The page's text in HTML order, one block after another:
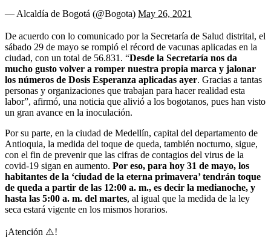
— Alcaldía de Bogotá (@Bogota) May 26, 2021
De acuerdo con lo comunicado por la Secretaría de Salud distrital, el
sábado 29 de mayo se rompió el récord de vacunas aplicadas en la
ciudad, con un total de 56.831. “Desde la Secretaría nos da
mucho gusto volver a romper nuestra propia marca y jalonar
los números de Dosis Esperanza aplicadas ayer. Gracias a tantas
personas y organizaciones que trabajan para hacer realidad esta
labor”, afirmó, una noticia que alivió a los bogotanos, pues han visto
un gran avance en la inoculación.
Por su parte, en la ciudad de Medellín, capital del departamento de
Antioquia, la medida del toque de queda, también nocturno, sigue,
con el fin de prevenir que las cifras de contagios del virus de la
covid-19 sigan en aumento. Por eso, para hoy 31 de mayo, los
habitantes de la ‘ciudad de la eterna primavera’ tendrán toque
de queda a partir de las 12:00 a. m., es decir la medianoche, y
hasta las 5:00 a. m. del martes, al igual que la medida de la ley
seca estará vigente en los mismos horarios.
¡Atención ⚠️!